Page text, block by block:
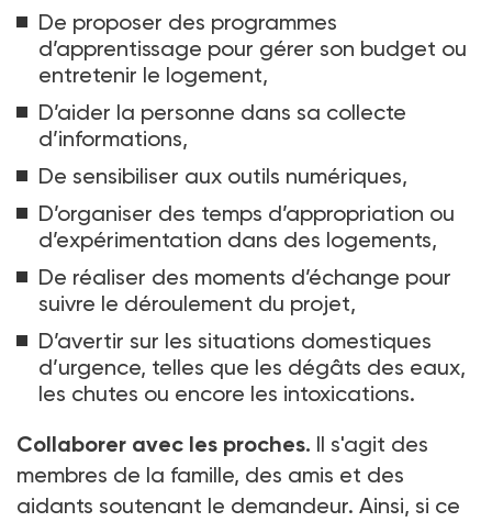
De proposer des programmes
d’apprentissage pour gérer son budget ou
entretenir le logement,
D’aider la personne dans sa collecte
d’informations,
De sensibiliser aux outils numériques,
D’organiser des temps d’appropriation ou
d’expérimentation dans des logements,
De réaliser des moments d’échange pour
suivre le déroulement du projet,
D’avertir sur les situations domestiques
d’urgence, telles que les dégâts des eaux,
les chutes ou encore les intoxications.
Collaborer avec les proches. Il s'agit des
membres de la famille, des amis et des
aidants soutenant le demandeur. Ainsi, si ce